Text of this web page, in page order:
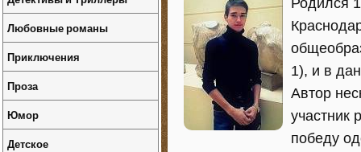
Родился
1), и в
Автор
участник
победу
Любовные романы
Приключения
Проза
Юмор
Детское